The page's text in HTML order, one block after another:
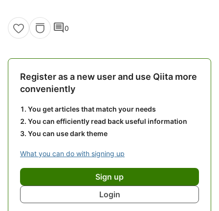
comment0
Register as a new user and use Qiita more
conveniently
You get articles that match your needs
You can efficiently read back useful information
You can use dark theme
What you can do with signing up
Sign up
Login